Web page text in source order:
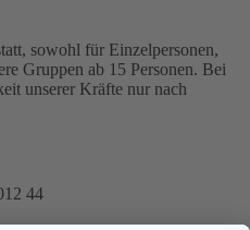
sowohl für Einzelpersonen,
Gruppen ab 15 Personen. Bei
unserer Kräfte nur nach
44